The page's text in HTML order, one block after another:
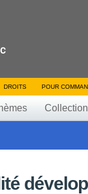
DROITS POUR